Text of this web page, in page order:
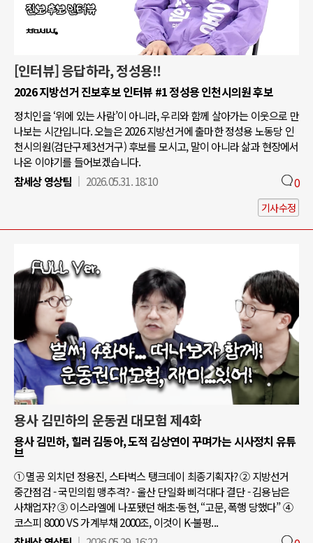
[인터뷰] 응답하라, 정성용!!
2026 지방선거 진보후보 인터뷰 #1 정성용 인천시의원 후보
정치인을 ‘위에 있는 사람’이 아니라, 우리와 함께 살아가는 이웃으로 만
나보는 시간입니다. 오늘은 2026 지방선거에 출마한 정성용 노동당 인
천시의원(검단구제3선거구) 후보를 모시고, 말이 아니라 삶과 현장에서
나온 이야기를 들어보겠습니다.
참세상 영상팀
2026.05.31. 18:10 0
기사수정
용사 김민하의 운동권 대모험 제4화
용사 김민하, 힐러 김동아, 도적 김상연이 꾸며가는 시사정치 유튜
브
① 멸공 외치던 정용진, 스타벅스 탱크데이 최종기획자? ② 지방선거
중간점검 - 국민의힘 맹추격? - 울산 단일화 삐걱대다 결단 - 김용남은
사채업자? ③ 이스라엘에 나포됐던 해초·동현, “고문, 폭행 당했다” ④
코스피 8000 VS 가계부채 2000조, 이것이 K-불평...